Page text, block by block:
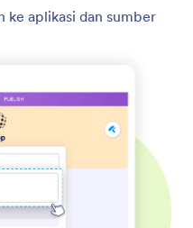
ke aplikasi dan sumber